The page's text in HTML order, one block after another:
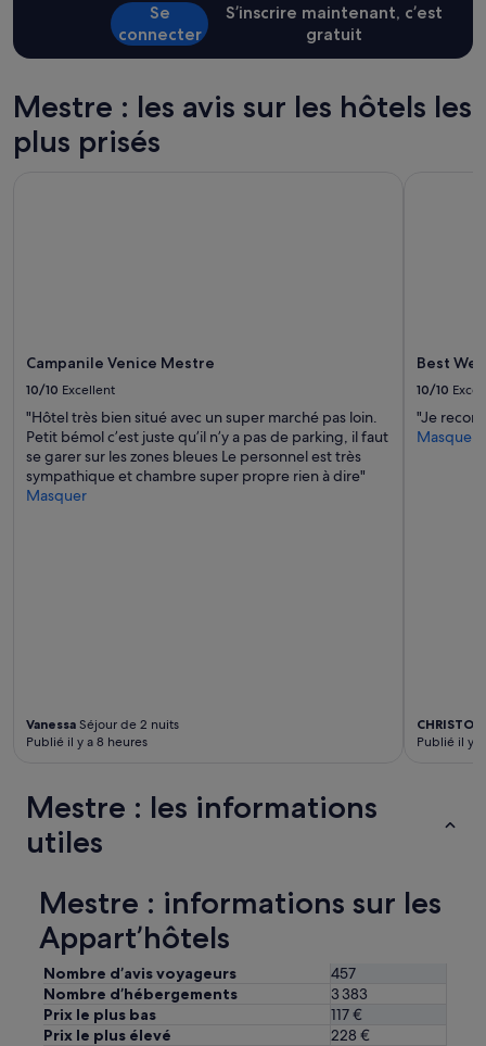
e
u
a
r
d
supplémentaires
s’appliquer.
Se
connecter
S’inscrire maintenant, c’est
gratuit
Mestre : les avis sur les hôtels les
plus prisés
Campanile Venice Mestre
10/10 Excellent
"Hôtel très bien situé avec un super marché pas loin.
Petit bémol c’est juste qu’il n’y a pas de parking, il faut
se garer sur les zones bleues Le personnel est très
sympathique et chambre super propre rien à dire"
Masquer
Vanessa Séjour de 2 nuits
Publié il y a 8 heures
Best
10/10
"Je
Masquer
Publié il y
Mestre : les informations
utiles
Mestre : informations sur les
Appart’hôtels
Nombre d’avis voyageurs
457
Nombre d’hébergements
3 383
Prix le plus bas
117 €
Prix le plus élevé
228 €